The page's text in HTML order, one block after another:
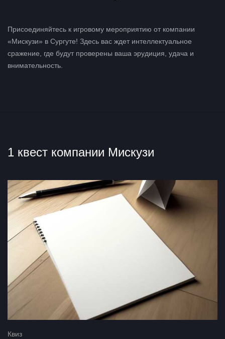
Присоединяйтесь к игровому мероприятию от компании
«Мискузи» в Сургуте! Здесь вас ждет интеллектуальное
сражение, где будут проверены ваша эрудиция, удача и
внимательность.
1 квест компании Мискузи
Квиз